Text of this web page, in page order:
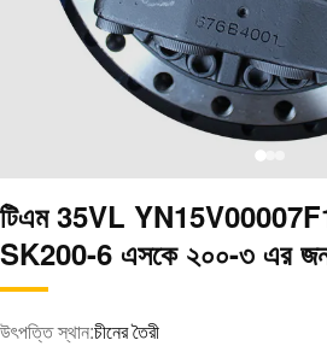
টিএম 35VL YN15V00007F1
SK200-6 এসকে ২০০-৩ এর
উৎপত্তি স্থান:চীনের তৈরী